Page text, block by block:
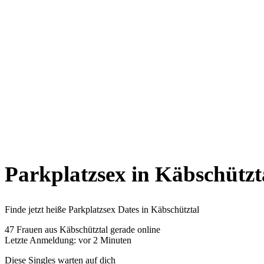
Parkplatzsex in
Finde jetzt heiße Parkplatzsex Dates in Käbschütztal
47 Frauen aus Käbschütztal gerade online
Letzte Anmeldung: vor 2 Minuten
Diese Singles warten auf dich